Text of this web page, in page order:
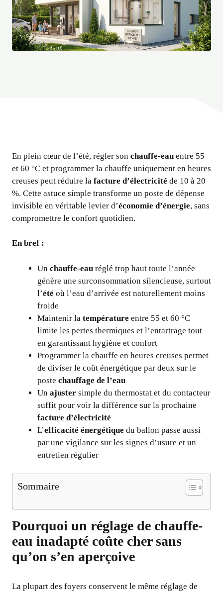
En plein cœur de l’été, régler son chauffe-eau entre 55
et 60 °C et programmer la chauffe uniquement en heures
creuses peut réduire la facture d’électricité de 10 à 20
%. Cette astuce simple transforme un poste de dépense
invisible en véritable levier d’économie d’énergie, sans
compromettre le confort quotidien.
En bref :
Un chauffe-eau réglé trop haut toute l’année
génère une surconsommation silencieuse, surtout
l’été où l’eau d’arrivée est naturellement moins
froide
Maintenir la température entre 55 et 60 °C
limite les pertes thermiques et l’entartrage tout
en garantissant hygiène et confort
Programmer la chauffe en heures creuses permet
de diviser le coût énergétique par deux sur le
poste chauffage de l’eau
Un ajuster simple du thermostat et du contacteur
suffit pour voir la différence sur la prochaine
facture d’électricité
L’efficacité énergétique du ballon passe aussi
par une vigilance sur les signes d’usure et un
entretien régulier
Sommaire
Pourquoi un réglage de chauffe-
eau inadapté coûte cher sans
qu’on s’en aperçoive
La plupart des foyers conservent le même réglage de